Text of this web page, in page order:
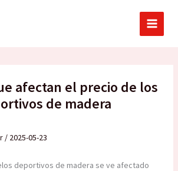
afectan el precio de los
de madera
/ 2025-05-23
deportivos de madera se ve afectado